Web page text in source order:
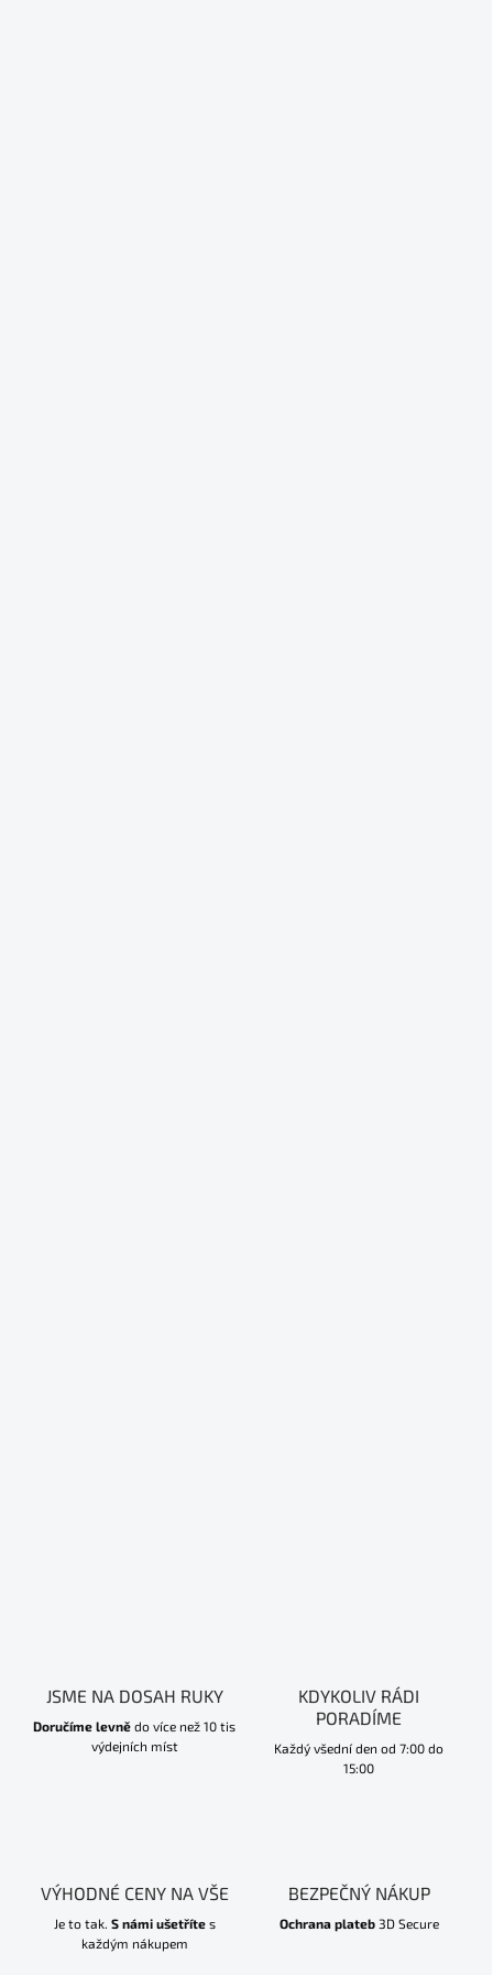
JSME NA DOSAH RUKY
Doručíme levně do více než 10 tis
výdejních míst
KDYKOLIV RÁDI
PORADÍME
Každý všední den od 7:00 do
15:00
VÝHODNÉ CENY NA VŠE
Je to tak. S námi ušetřítes
každým nákupem
BEZPEČNÝ NÁKUP
Ochrana plateb3D Secure